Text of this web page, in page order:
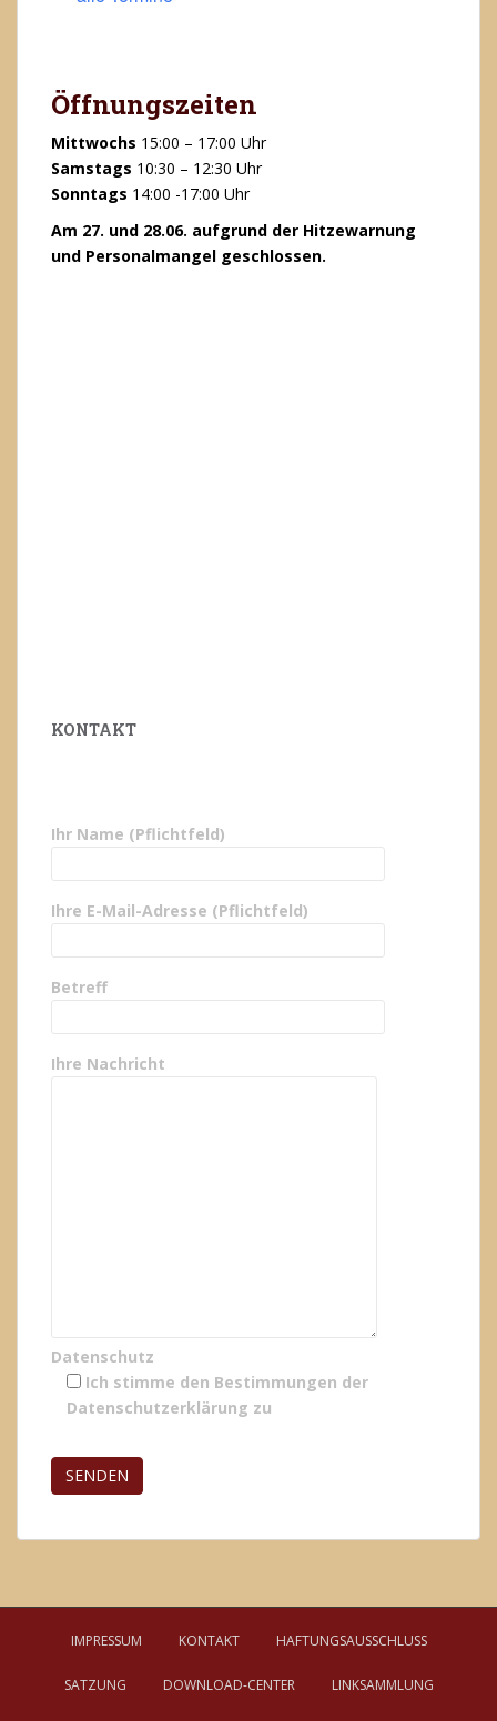
Öffnungszeiten
Mittwochs 15:00 – 17:00 Uhr
Samstags 10:30 – 12:30 Uhr
Sonntags 14:00 -17:00 Uhr
Am 27. und 28.06. aufgrund der Hitzewarnung
und Personalmangel geschlossen.
KONTAKT
Ihr Name (Pflichtfeld)
Ihre E-Mail-Adresse (Pflichtfeld)
Betreff
Ihre Nachricht
Datenschutz
Ich stimme den Bestimmungen der
Datenschutzerklärung zu
IMPRESSUM KONTAKT HAFTUNGSAUSSCHLUSS
SATZUNG DOWNLOAD-CENTER LINKSAMMLUNG